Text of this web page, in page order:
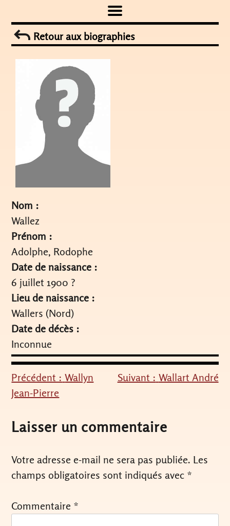
to
contentRetour aux biographies
Nom :
Wallez
Prénom :
Adolphe, Rodophe
Date de naissance :
6 juillet 1900 ?
Lieu de naissance :
Wallers (Nord)
Date de décès :
Inconnue
Navigation
de
l’article
Précédent : Wallyn
Jean-Pierre
Suivant : Wallart André
Laisser un commentaire
Votre adresse e-mail ne sera pas publiée. Les
champs obligatoires sont indiqués avec *
Commentaire *